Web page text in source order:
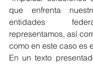
que enfrenta
entidades
representamos, así
como en este caso es
En un texto